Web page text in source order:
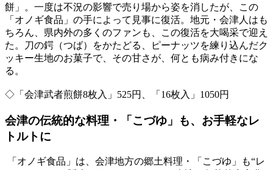
餅」。一度は不況の影響で売り場から姿を消したが、この
「オノギ食品」の手によって見事に復活。地元・会津人はも
ちろん、県内外の多くのファンも、この復活を大喝采で迎え
た。刀の鍔（つば）をかたどる、ピーナッツを練り込んだク
ッキー生地のお菓子で、その甘さが、何とも病み付きにな
る。
◇「会津武者煎餅8枚入」525円、「16枚入」1050円
会津の伝統的な料理・「こづゆ」も、お手軽なレ
トルトに
「オノギ食品」は、会津地方の郷土料理・「こづゆ」も“レ